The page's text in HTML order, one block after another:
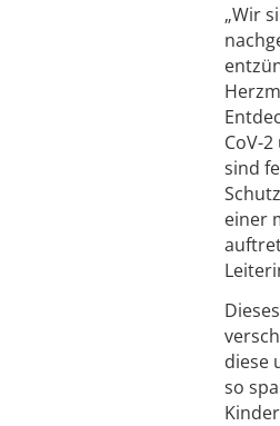
„Wir
CoV-
sind
einer
diese
so